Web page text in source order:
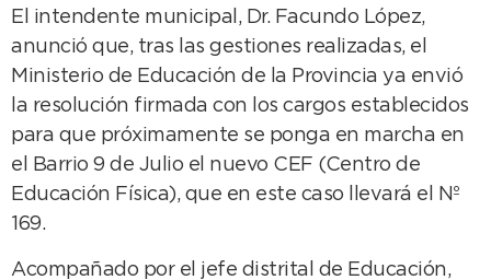
El intendente municipal, Dr. Facundo López,
anunció que, tras las gestiones realizadas, el
Ministerio de Educación de la Provincia ya envió
la resolución firmada con los cargos establecidos
para que próximamente se ponga en marcha en
el Barrio 9 de Julio el nuevo CEF (Centro de
Educación Física), que en este caso llevará el Nº
169.
Acompañado por el jefe distrital de Educación,